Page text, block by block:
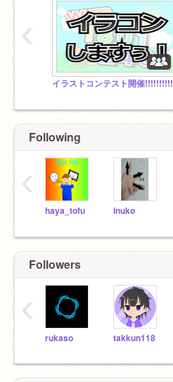
イラストコンテスト開催!!!!!!!!!!
‹
Following
haya_tofu inuko
‹
Followers
rukaso takkun118
‹